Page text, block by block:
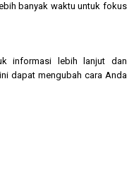
banyak waktu untuk fokus
informasi lebih lanjut dan
dapat mengubah cara Anda